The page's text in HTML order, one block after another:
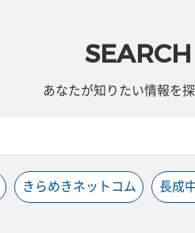
SEARCH
あなたが知りたい情報を
きらめきネットコム 長成